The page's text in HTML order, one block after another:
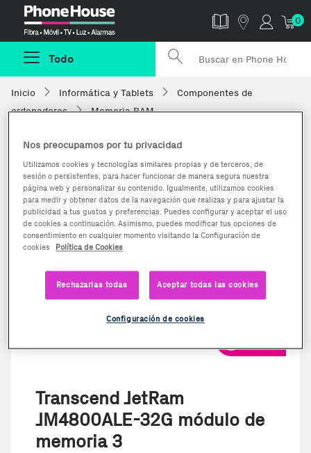
0
Todo
Inicio Informática y Tablets
Componentes de
ordenadores
Memoria RAM
Transcend JetRam
JM4800ALE-32G módulo de
memoria 3
Nos preocupamos por tu privacidad
Utilizamos cookies y tecnologías similares propias y de terceros, de
sesión o persistentes, para hacer funcionar de manera segura nuestra
página web y personalizar su contenido. Igualmente, utilizamos cookies
para medir y obtener datos de la navegación que realizas y para ajustar la
publicidad a tus gustos y preferencias. Puedes configurar y aceptar el uso
de cookies a continuación. Asimismo, puedes modificar tus opciones de
consentimiento en cualquier momento visitando la Configuración de
cookies
Política de Cookies
Rechazarlas todas Aceptar todas las cookies
Configuración de cookies